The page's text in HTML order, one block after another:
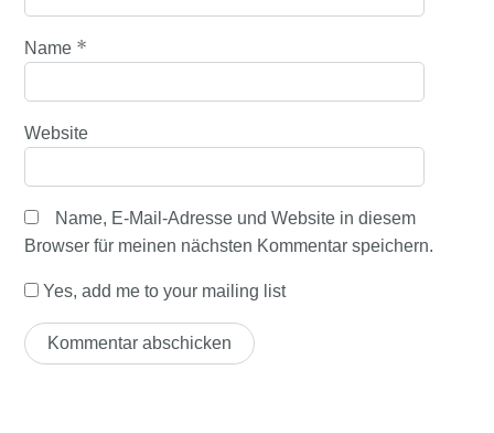
Name *
Website
Name, E-Mail-Adresse und Website in diesem
Browser für meinen nächsten Kommentar speichern.
Yes, add me to your mailing list